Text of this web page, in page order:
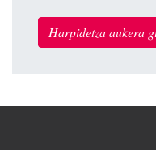
Harpidetza aukera